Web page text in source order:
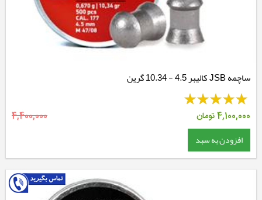
ساچمه JSB کالیبر 4.5 - 10.34 گرین
4,100,000تومان 4,400,000
افزودن به سبد